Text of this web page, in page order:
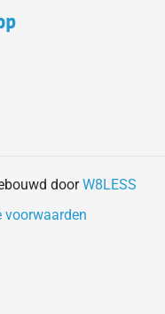
doorW8LESS
voorwaarden